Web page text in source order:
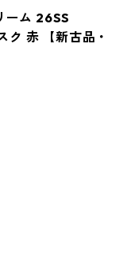
ーム 26SS
赤 【新古品・